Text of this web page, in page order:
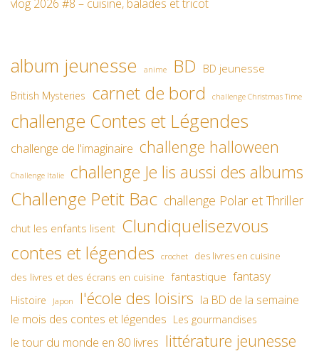
vlog 2026 #8 – cuisine, balades et tricot
album jeunesse anime BD BD jeunesse
British Mysteries carnet de bord challenge Christmas Time
challenge Contes et Légendes
challenge de l'imaginaire challenge halloween
Challenge Italie challenge Je lis aussi des albums
Challenge Petit Bac challenge Polar et Thriller
chut les enfants lisent Clundiquelisezvous
contes et légendes
crochet
des livres en cuisine
des livres et des écrans en cuisine fantastique fantasy
Histoire Japon l'école des loisirs la BD de la semaine
le mois des contes et légendes Les gourmandises
le tour du monde en 80 livres littérature jeunesse